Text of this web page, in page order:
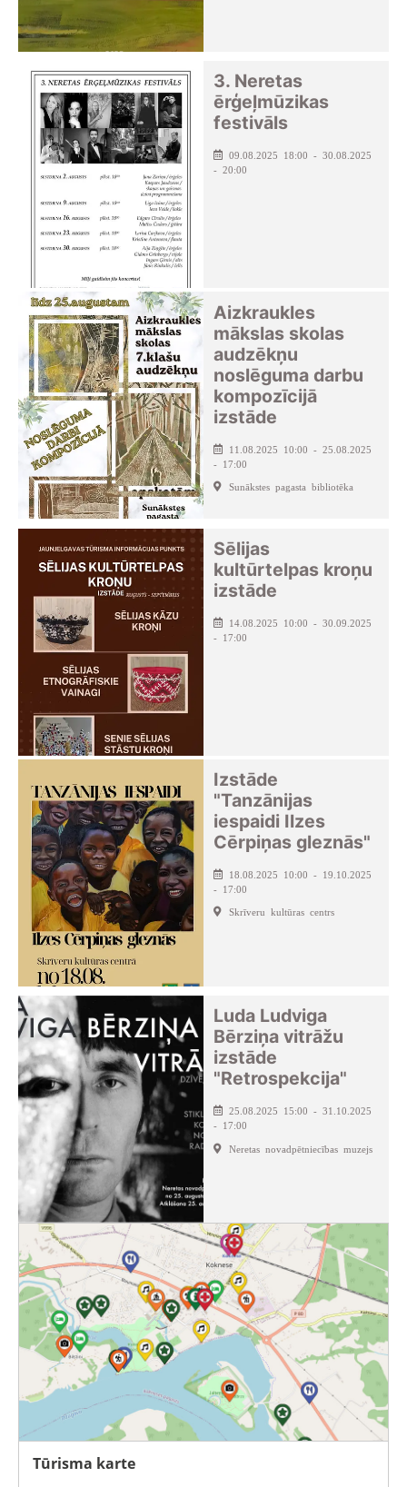
3. Neretas
ērģeļmūzikas
festivāls
09.08.2025 18:00 - 30.08.2025
- 20:00
Aizkraukles
mākslas skolas
audzēkņu
noslēguma darbu
kompozīcijā
izstāde
11.08.2025 10:00 - 25.08.2025
- 17:00
Sunākstes pagasta bibliotēka
Sēlijas
kultūrtelpas kroņu
izstāde
14.08.2025 10:00 - 30.09.2025
- 17:00
Izstāde
"Tanzānijas
iespaidi Ilzes
Cērpiņas gleznās"
18.08.2025 10:00 - 19.10.2025
- 17:00
Skrīveru kultūras centrs
Luda Ludviga
Bērziņa vitrāžu
izstāde
"Retrospekcija"
25.08.2025 15:00 - 31.10.2025
- 17:00
Neretas novadpētniecības muzejs
Tūrisma karte